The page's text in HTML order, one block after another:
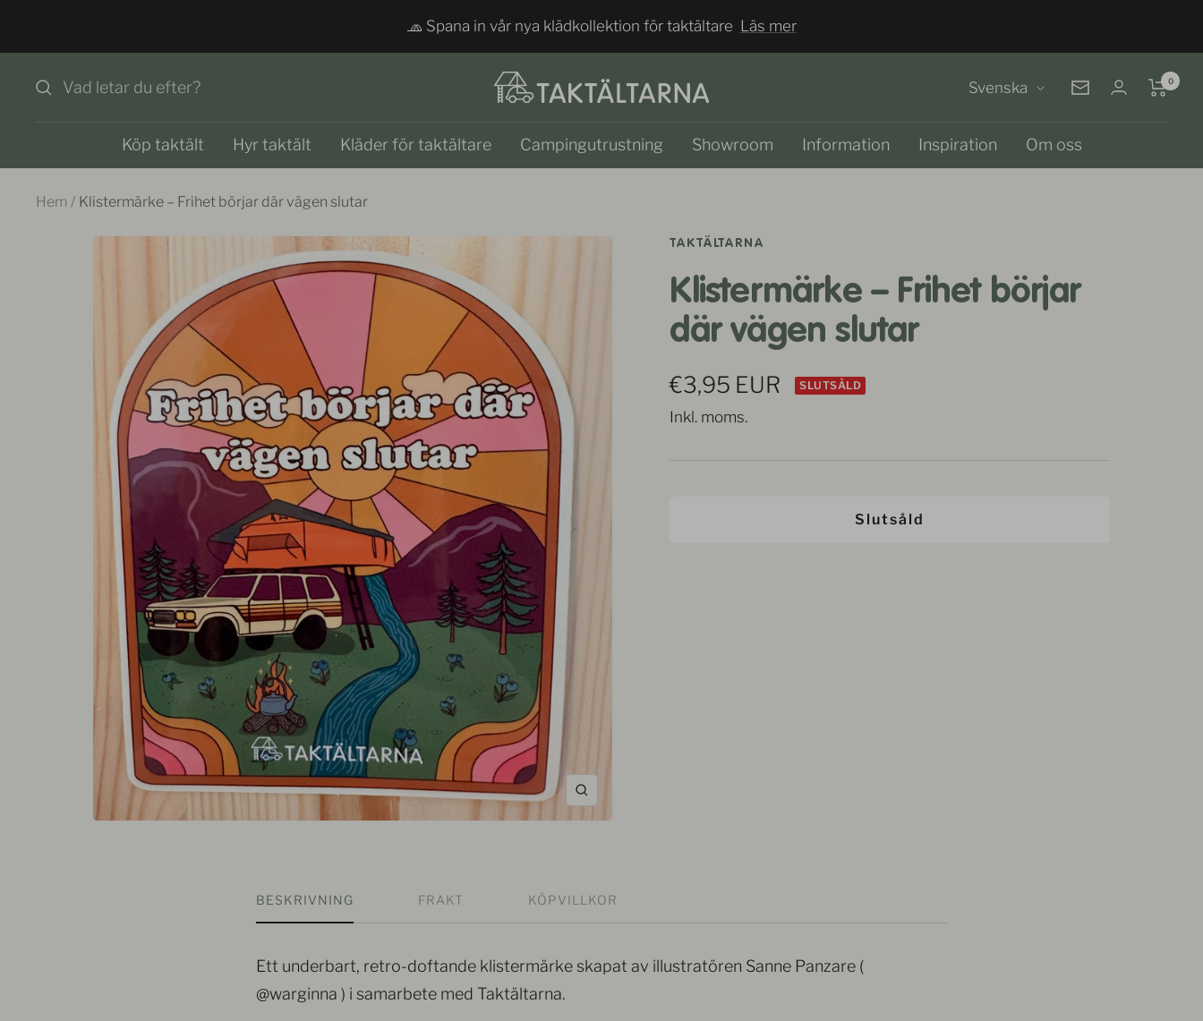
🧢 Spana in vår nya klädkollektion för taktältare Läs mer
Taktältarna Språk
Svenska Nyhetsbrev
0
Köp taktält Hyr taktält Kläder för taktältare Campingutrustning Showroom Information Inspiration Om oss
Hem Klistermärke – Frihet börjar där vägen slutar
Zooma
TAKTÄLTARNA
Klistermärke – Frihet börjar
där vägen slutar
Rea-
pris
€3,95 EUR SLUTSÅLD
Inkl. moms.
Slutsåld
BESKRIVNING FRAKT KÖPVILLKOR
Ett underbart, retro-doftande klistermärke skapat av illustratören Sanne Panzare (
@warginna ) i samarbete med Taktältarna.